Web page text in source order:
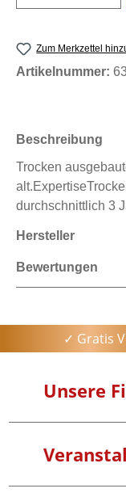
Zum Merkzettel
Artikelnummer:
Beschreibung
Trocken
durchschnittlich 3
Hersteller
Bewertungen
✓ Gratis
Unsere